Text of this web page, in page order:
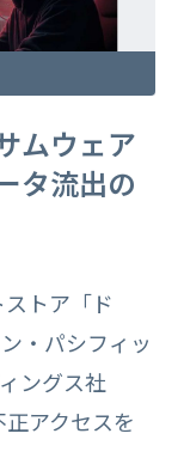
ムウェア
タ流出の
トア「ド
・パシフィッ
ングス社
正アクセスを